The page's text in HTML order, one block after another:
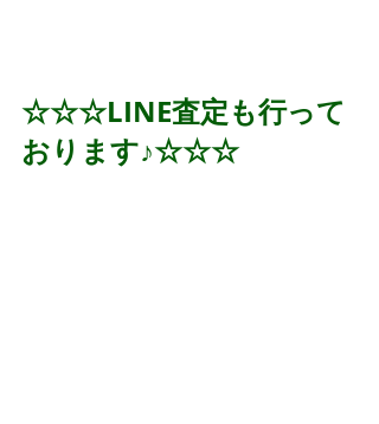
☆☆☆LINE査定も行って
おります♪☆☆☆